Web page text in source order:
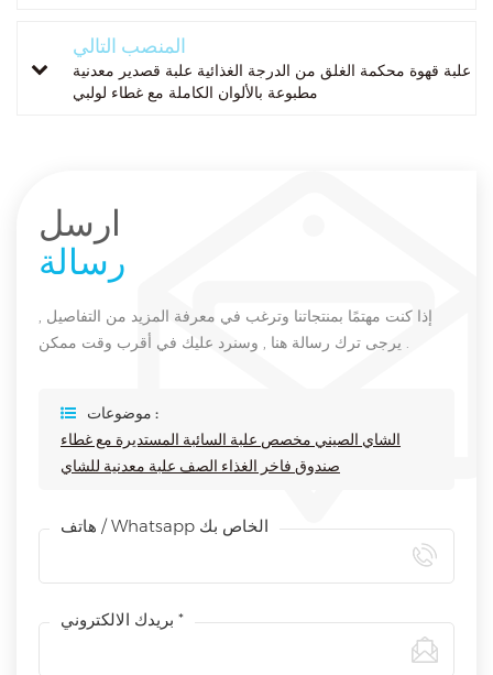
المنصب التالي
علبة قهوة محكمة الغلق من الدرجة الغذائية علبة قصدير معدنية
مطبوعة بالألوان الكاملة مع غطاء لولبي
ارسل
رسالة
إذا كنت مهتمًا بمنتجاتنا وترغب في معرفة المزيد من التفاصيل ,
يرجى ترك رسالة هنا , وسنرد عليك في أقرب وقت ممكن .
موضوعات :
الشاي الصيني مخصص علبة السائبة المستديرة مع غطاء
صندوق فاخر الغذاء الصف علبة معدنية للشاي
هاتف / Whatsapp الخاص بك
بريدك الالكتروني *